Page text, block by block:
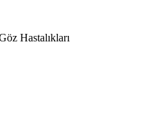
Hastalıkları